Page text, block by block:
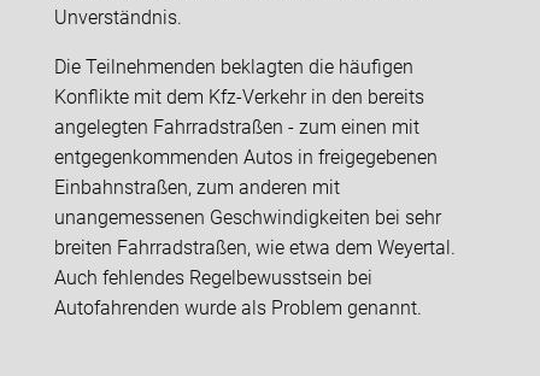
Unverständnis.
Die Teilnehmenden beklagten die häufigen
Konflikte mit dem Kfz-Verkehr in den bereits
angelegten Fahrradstraßen - zum einen mit
entgegenkommenden Autos in freigegebenen
Einbahnstraßen, zum anderen mit
unangemessenen Geschwindigkeiten bei sehr
breiten Fahrradstraßen, wie etwa dem Weyertal.
Auch fehlendes Regelbewusstsein bei
Autofahrenden wurde als Problem genannt.